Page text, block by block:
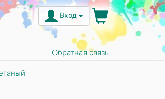
Вход
Обратная связь